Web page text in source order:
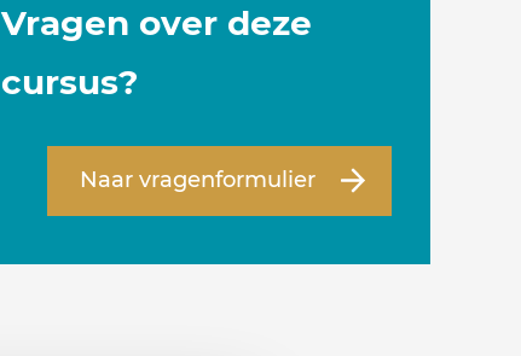
Vragen over deze
cursus?
Naar vragenformulier